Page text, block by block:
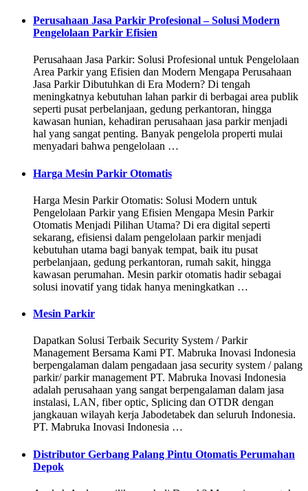
Perusahaan Jasa Parkir Profesional – Solusi Modern
Pengelolaan Parkir Efisien
Perusahaan Jasa Parkir: Solusi Profesional untuk Pengelolaan
Area Parkir yang Efisien dan Modern Mengapa Perusahaan
Jasa Parkir Dibutuhkan di Era Modern? Di tengah
meningkatnya kebutuhan lahan parkir di berbagai area publik
seperti pusat perbelanjaan, gedung perkantoran, hingga
kawasan hunian, kehadiran perusahaan jasa parkir menjadi
hal yang sangat penting. Banyak pengelola properti mulai
menyadari bahwa pengelolaan …
Harga Mesin Parkir Otomatis
Harga Mesin Parkir Otomatis: Solusi Modern untuk
Pengelolaan Parkir yang Efisien Mengapa Mesin Parkir
Otomatis Menjadi Pilihan Utama? Di era digital seperti
sekarang, efisiensi dalam pengelolaan parkir menjadi
kebutuhan utama bagi banyak tempat, baik itu pusat
perbelanjaan, gedung perkantoran, rumah sakit, hingga
kawasan perumahan. Mesin parkir otomatis hadir sebagai
solusi inovatif yang tidak hanya meningkatkan …
Mesin Parkir
Dapatkan Solusi Terbaik Security System / Parkir
Management Bersama Kami PT. Mabruka Inovasi Indonesia
berpengalaman dalam pengadaan jasa security system / palang
parkir/ parkir management PT. Mabruka Inovasi Indonesia
adalah perusahaan yang sangat berpengalaman dalam jasa
instalasi, LAN, fiber optic, Splicing dan OTDR dengan
jangkauan wilayah kerja Jabodetabek dan seluruh Indonesia.
PT. Mabruka Inovasi Indonesia …
Distributor Gerbang Palang Pintu Otomatis Perumahan
Depok